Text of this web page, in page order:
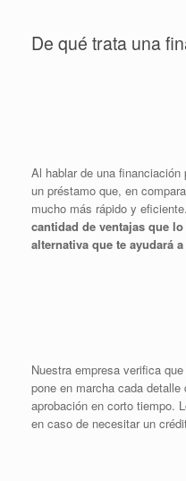
De qué trata una
Al hablar de una
un préstamo que, en
mucho más rápido y eficiente.
cantidad de ventajas que
alternativa que te ayudará
Nuestra empresa verifica
pone en marcha cada
aprobación en corto tiempo.
en caso de necesitar un